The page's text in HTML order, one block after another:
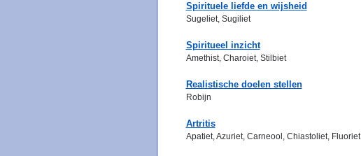
Spirituele liefde en wijsheid
Sugeliet, Sugiliet
Spiritueel inzicht
Amethist, Charoiet, Stilbiet
Realistische doelen stellen
Robijn
Artritis
Apatiet, Azuriet, Carneool, Chiastoliet, Fluoriet